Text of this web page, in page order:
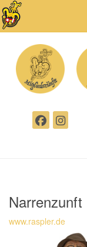
Narrenzunft
www.raspler.de